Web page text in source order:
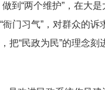
到“两个维护”，在大
门习气”，对群众的
把“民政为民”的理念